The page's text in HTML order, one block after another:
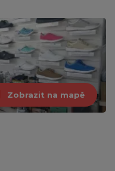
Zobrazit na mapě